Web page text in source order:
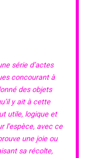
série d’actes
concourant à
des objets
y ait à cette
utile, logique et
l’espèce, avec ce
une joie ou
sa récolte,